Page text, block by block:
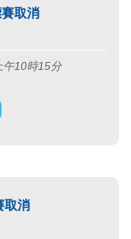
取消
午10時15分
取消